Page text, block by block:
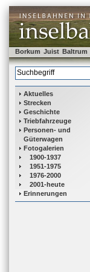
Borkum Juist Baltrum
Aktuelles
Strecken
Geschichte
Triebfahrzeuge
Personen- und
Güterwagen
Fotogalerien
1900-1937
1951-1975
1976-2000
2001-heute
Erinnerungen